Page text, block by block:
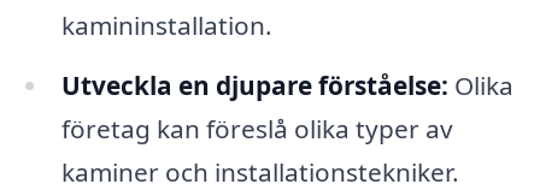
kamininstallation.
Utveckla en djupare förståelse: Olika
företag kan föreslå olika typer av
kaminer och installationstekniker.